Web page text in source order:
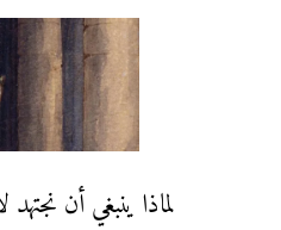
لماذا ينبغي أن